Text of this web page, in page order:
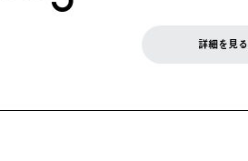
詳細を見る